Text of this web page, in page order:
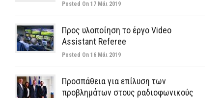
Posted On 17 Μάι 2019
Προς υλοποίηση το έργο Video
Assistant Referee
Posted On 16 Μάι 2019
Προσπάθεια για επίλυση των
προβλημάτων στους ραδιοφωνικούς